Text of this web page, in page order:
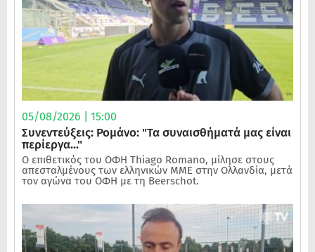
05/08/2026 | 15:00
Συνεντεύξεις: Ρομάνο: "Τα συναισθήματά μας είναι
περίεργα..."
Ο επιθετικός του ΟΦΗ Thiago Romano, μίλησε στους
απεσταλμένους των ελληνικών ΜΜΕ στην Ολλανδία, μετά
τον αγώνα του ΟΦΗ με τη Beerschot.